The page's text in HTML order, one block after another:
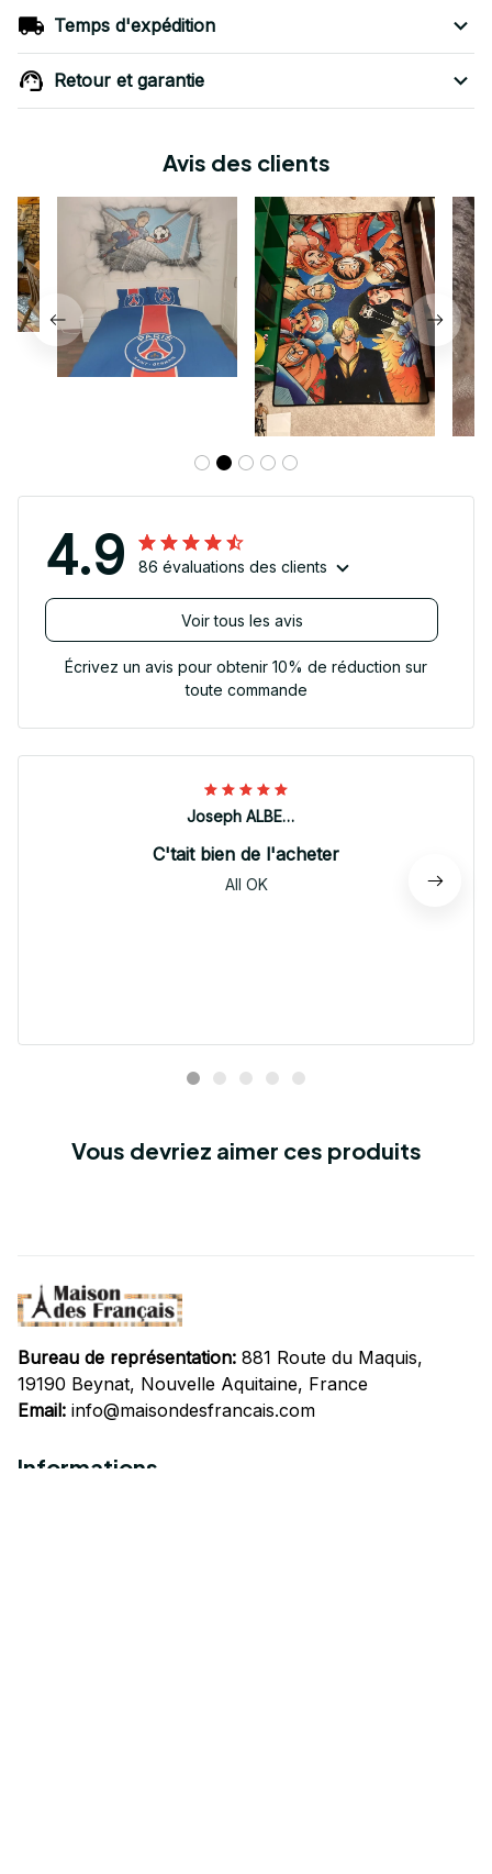
Temps d'expédition
Retour et garantie
Avis des clients
4.9 86 évaluations des clients
Voir tous les avis
Écrivez un avis pour obtenir 10% de réduction sur
toute commande
Joseph ALBERTINI
C'tait bien de l'acheter
All OK
Vous devriez aimer ces produits
Bureau de représentation: 881 Route du Maquis,
19190 Beynat, Nouvelle Aquitaine, France
Email: info@maisondesfrancais.com
Informations